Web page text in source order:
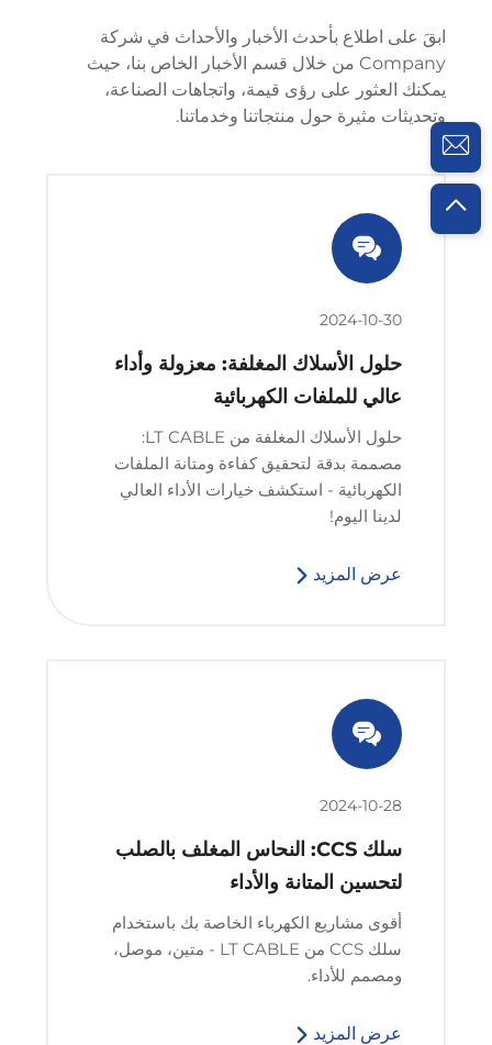
ابقَ على اطلاع بأحدث الأخبار والأحداث في شركة
Company من خلال قسم الأخبار الخاص بنا، حيث
يمكنك العثور على رؤى قيمة، واتجاهات الصناعة،
وتحديثات مثيرة حول منتجاتنا وخدماتنا.
2024-10-30
حلول الأسلاك المغلفة: معزولة وأداء
عالي للملفات الكهربائية
حلول الأسلاك المغلفة من LT CABLE:
مصممة بدقة لتحقيق كفاءة ومتانة الملفات
الكهربائية - استكشف خيارات الأداء العالي
لدينا اليوم!
عرض المزيد
2024-10-28
سلك CCS: النحاس المغلف بالصلب
لتحسين المتانة والأداء
أقوى مشاريع الكهرباء الخاصة بك باستخدام
سلك CCS من LT CABLE - متين، موصل،
ومصمم للأداء.
عرض المزيد